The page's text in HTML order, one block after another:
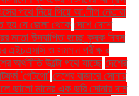
পথে নিয়ে গিয়ে আ.লীগ নেতারা
হয় যে জেলা থেকে দেশে দেশে
মতো উদযাপিত হচ্ছে কৃষক দিবস
এইচএসসি ও সমমান পরীক্ষার
অর্থনীতি উল্টো পথে যাচ্ছে দেশের
'পেটগো' দেশের বাজারে সোনার
ভালো মানের এক ভরি সোনার দাম